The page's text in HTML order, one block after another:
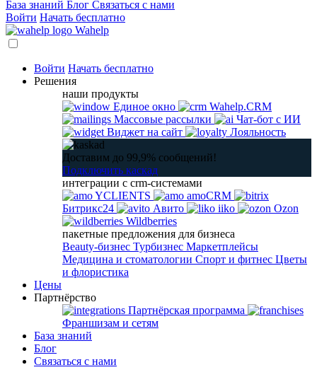
База знаний Блог Связаться с нами
Войти Начать бесплатно
Wahelp
Войти Начать бесплатно
Решения
наши продукты
Единое окно
Wahelp.CRM
Массовые рассылки
Чат-бот с ИИ
Виджет на сайт
Лояльность
Доставим до 99,9% сообщений!
Подключить каскад
интеграции с crm-системами
YCLIENTS
amoCRM
Битрикс24
Авито iiko
Ozon
Wildberries
пакетные предложения для бизнеса
Beauty-бизнес Турбизнес Маркетплейсы
Медицина и стоматологии Спорт и фитнес Цветы
и флористика
Цены
Партнёрство
Партнёрская программа
Франшизам и сетям
База знаний
Блог
Связаться с нами